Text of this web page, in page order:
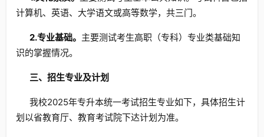
计算机、英语、大学语文或高等数学，共三门。
2.专业基础。 主要测试考生高职（专科）专业类基础知
识的掌握情况。
三、招生专业及计划
我校2025年专升本统一考试招生专业如下，具体招生计
划以省教育厅、教育考试院下达计划为准。